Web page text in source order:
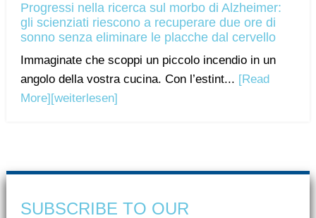
Progressi nella ricerca sul morbo di Alzheimer:
gli scienziati riescono a recuperare due ore di
sonno senza eliminare le placche dal cervello
Immaginate che scoppi un piccolo incendio in un
angolo della vostra cucina. Con l’estint... [Read
More][weiterlesen]
SUBSCRIBE TO OUR